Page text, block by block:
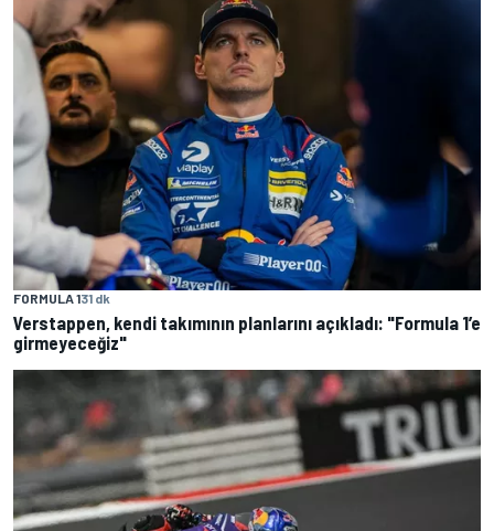
FORMULA 131 dk
Verstappen, kendi takımının planlarını açıkladı: "Formula 1’e
girmeyeceğiz"